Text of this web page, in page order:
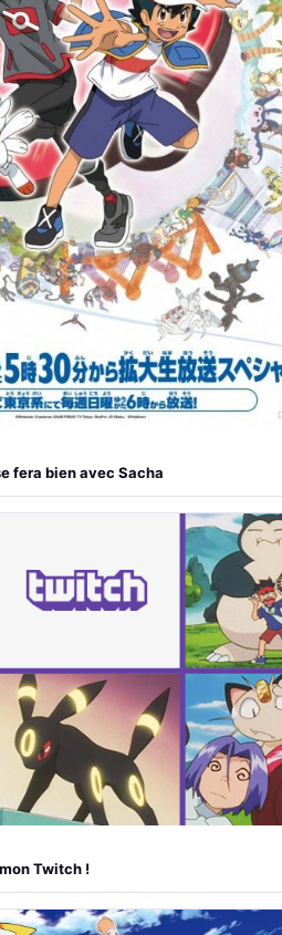
fera bien avec Sacha
Twitch !